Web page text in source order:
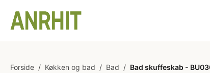
Forside / Køkken og bad / Bad / Bad skuffeskab -